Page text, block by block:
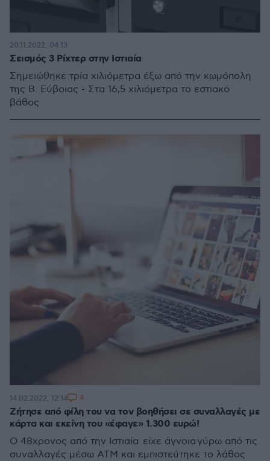
Σεισμός 3 Ρίχτερ στην Ιστιαία
Σημειώθηκε τρία χιλιόμετρα έξω από την κωμόπολη
της Β. Εύβοιας - Στα 16,5 χιλιόμετρα το εστιακό
βάθος
20.11.2022, 04:13
Ζήτησε από φίλη του να τον βοηθήσει σε συναλλαγές με
κάρτα και εκείνη του «έφαγε» 1.300 ευρώ!
Ο 48χρονος από την Ιστιαία είχε άγνοια γύρω από τις
συναλλαγές μέσω ΑΤΜ και εμπιστεύτηκε το λάθος
14.02.2022, 12:14 4